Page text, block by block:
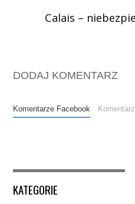
Calais –
DODAJ KOMENTARZ
Komentarze Facebook
KATEGORIE